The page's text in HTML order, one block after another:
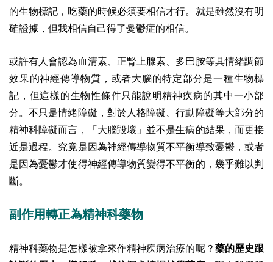
的生物標記，吃藥的時候必須要相信才行。就是雖然沒有明
確證據，但我相信自己得了憂鬱症的相信。
或許有人會認為血清素、正腎上腺素、多巴胺等具情緒調節
效果的神經傳導物質，或者大腦的特定部分是一種生物標
記，但這樣的生物性條件只能說明精神疾病的其中一小部
分。不只是情緒障礙，對於人格障礙、行動障礙等大部分的
精神科障礙而言，「大腦毀壞」並不是生病的結果，而更接
近是過程。究竟是因為神經傳導物質不平衡導致憂鬱，或者
是因為憂鬱才使得神經傳導物質變得不平衡的，幾乎難以判
斷。
副作用轉正為精神科藥物
精神科藥物是怎樣被拿來作精神疾病治療的呢？ 藥的歷史跟